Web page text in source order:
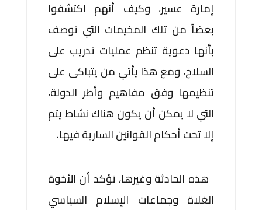
إمارة عسير، وكيف أنهم اكتشفوا
بعضاً من تلك المخيمات التي توصف
بأنها دعوية تنظم عمليات تدريب على
السلاح، ومع هذا يأتي من يتباكى على
تنظيمها وفق مفاهيم وأطر الدولة،
التي لا يمكن أن يكون هناك نشاط يتم
إلا تحت أحكام القوانين السارية فيها.
هذه الحادثة وغيرها، تؤكد أن الأخوة
الغلاة وجماعات الإسلام السياسي